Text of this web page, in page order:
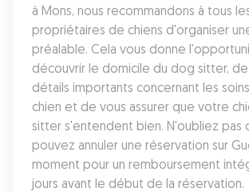
à Mons, nous recommandons à tous
propriétaires de chiens d'organiser
préalable. Cela vous donne
découvrir le domicile du dog sitter,
détails importants concernant les
chien et de vous assurer que votre
sitter s'entendent bien. N'oubliez pas
pouvez annuler une réservation sur
moment pour un remboursement
jours avant le début de la réservation.